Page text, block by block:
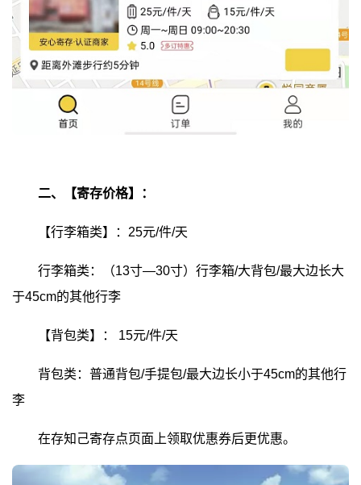
二、【寄存价格】：
【行李箱类】：25元/件/天
行李箱类：（13寸—30寸）行李箱/大背包/最大边长大
于45cm的其他行李
【背包类】： 15元/件/天
背包类：普通背包/手提包/最大边长小于45cm的其他行
李
在存知己寄存点页面上领取优惠券后更优惠。